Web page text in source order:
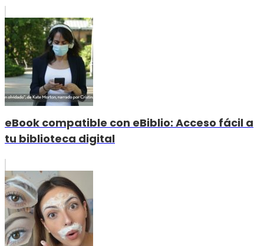
eBook compatible con eBiblio: Acceso fácil a
tu biblioteca digital